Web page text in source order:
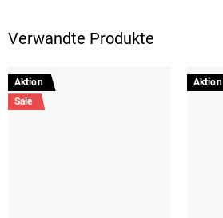
Verwandte Produkte
Aktion
Sale
Aktion